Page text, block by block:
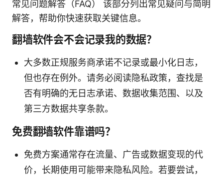
常见问题解答（FAQ） 该部分列出常见疑问与简明
解答，帮助你快速获取关键信息。
翻墙软件会不会记录我的数据？
大多数正规服务商承诺不记录或最小化日志，
但也存在例外。请务必阅读隐私政策，查找是
否有明确的无日志承诺、数据收集范围、以及
第三方数据共享条款。
免费翻墙软件靠谱吗？
免费方案通常存在流量、广告或数据变现的代
价，长期使用可能带来隐私风险。若要尝试，